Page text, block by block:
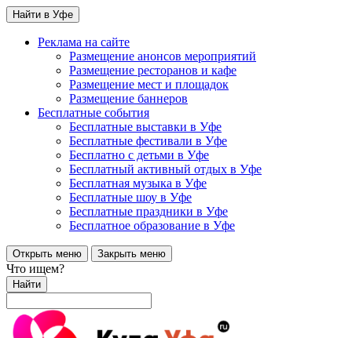
Найти в Уфе
Реклама на сайте
Размещение анонсов мероприятий
Размещение ресторанов и кафе
Размещение мест и площадок
Размещение баннеров
Бесплатные события
Бесплатные выставки в Уфе
Бесплатные фестивали в Уфе
Бесплатно с детьми в Уфе
Бесплатный активный отдых в Уфе
Бесплатная музыка в Уфе
Бесплатные шоу в Уфе
Бесплатные праздники в Уфе
Бесплатное образование в Уфе
Открыть меню Закрыть меню
Что ищем?
Найти